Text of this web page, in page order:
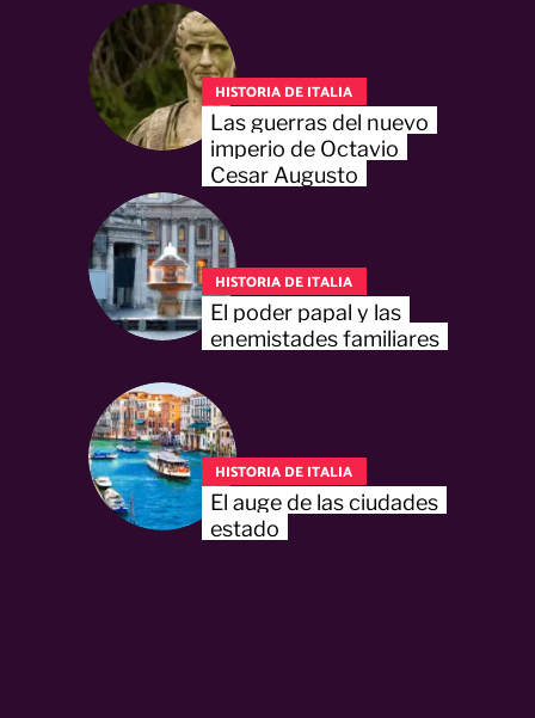
HISTORIA DE ITALIA
Las guerras del nuevo
imperio de Octavio
Cesar Augusto
HISTORIA DE ITALIA
El poder papal y las
enemistades familiares
HISTORIA DE ITALIA
El auge de las ciudades
estado